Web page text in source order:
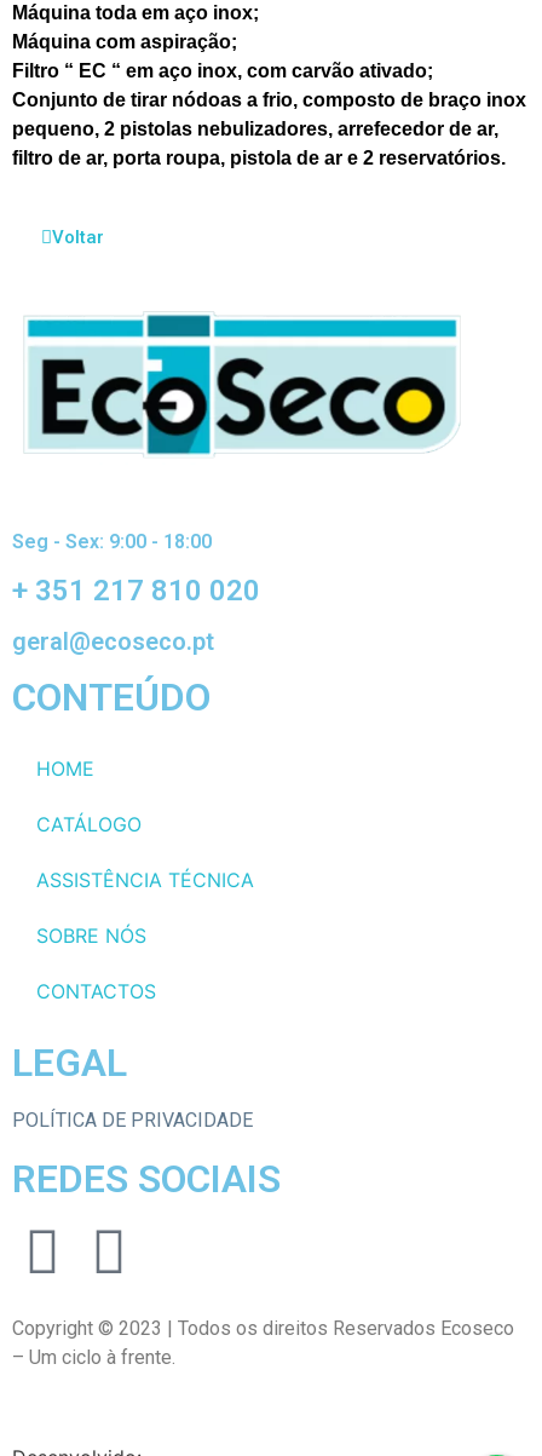
Máquina toda em aço inox;
Máquina com aspiração;
Filtro “ EC “ em aço inox, com carvão ativado;
Conjunto de tirar nódoas a frio, composto de braço inox
pequeno, 2 pistolas nebulizadores, arrefecedor de ar,
filtro de ar, porta roupa, pistola de ar e 2 reservatórios.
Voltar
Seg - Sex: 9:00 - 18:00
+ 351 217 810 020
geral@ecoseco.pt
CONTEÚDO
HOME
CATÁLOGO
ASSISTÊNCIA TÉCNICA
SOBRE NÓS
CONTACTOS
LEGAL
POLÍTICA DE PRIVACIDADE
REDES SOCIAIS
Copyright © 2023 | Todos os direitos Reservados Ecoseco
– Um ciclo à frente.